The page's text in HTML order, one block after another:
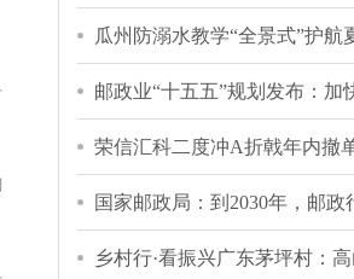
瓜州防溺水教学“全景式”护航
邮政业“十五五”规划发布：加
荣信汇科二度冲A折戟年内撤
国家邮政局：到2030年，邮政
乡村行·看振兴广东茅坪村：